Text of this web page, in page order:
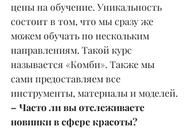
цены на обучение. Уникальность
состоит в том, что мы сразу же
можем обучать по нескольким
направлениям. Такой курс
называется «Комби». Также мы
сами предоставляем все
инструменты, материалы и моделей.
– Часто ли вы отслеживаете
новинки в сфере красоты?